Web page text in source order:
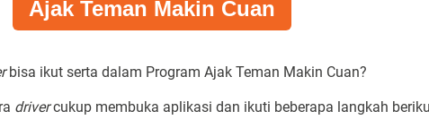
Ajak Teman Makin Cuan
bisa ikut serta dalam Program Ajak Teman Makin Cuan?
drivercukup membuka aplikasi dan ikuti beberapa langkah